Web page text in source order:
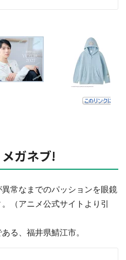
メガネブ!
常なまでのパッションを眼鏡
（アニメ公式サイトより引
る、福井県鯖江市。